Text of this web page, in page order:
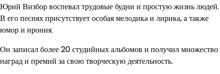
Юрий Визбор воспевал трудовые будни и простую жизнь людей.
В его песнях присутствует особая мелодика и лирика, а также
юмор и ирония.
Он записал более 20 студийных альбомов и получил множество
наград и премий за свою творческую деятельность.